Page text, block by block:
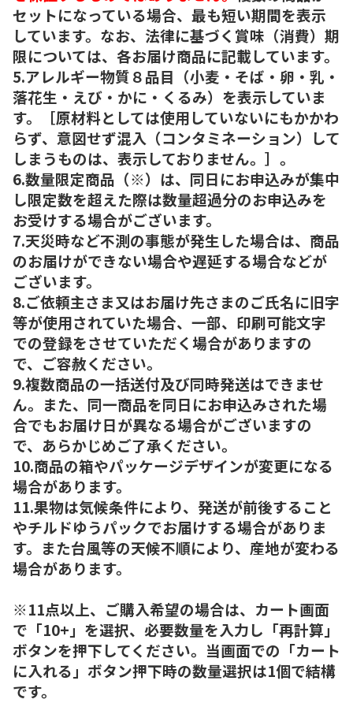
セットになっている場合、最も短い期間を表示
しています。なお、法律に基づく賞味（消費）期
限については、各お届け商品に記載しています。
5.アレルギー物質８品目（小麦・そば・卵・乳・
落花生・えび・かに・くるみ）を表示していま
す。［原材料としては使用していないにもかかわ
らず、意図せず混入（コンタミネーション）して
しまうものは、表示しておりません。］。
6.数量限定商品（※）は、同日にお申込みが集中
し限定数を超えた際は数量超過分のお申込みを
お受けする場合がございます。
7.天災時など不測の事態が発生した場合は、商品
のお届けができない場合や遅延する場合などが
ございます。
8.ご依頼主さま又はお届け先さまのご氏名に旧字
等が使用されていた場合、一部、印刷可能文字
での登録をさせていただく場合がありますの
で、ご容赦ください。
9.複数商品の一括送付及び同時発送はできませ
ん。また、同一商品を同日にお申込みされた場
合でもお届け日が異なる場合がございますの
で、あらかじめご了承ください。
10.商品の箱やパッケージデザインが変更になる
場合があります。
11.果物は気候条件により、発送が前後すること
やチルドゆうパックでお届けする場合がありま
す。また台風等の天候不順により、産地が変わる
場合があります。
※11点以上、ご購入希望の場合は、カート画面
で「10+」を選択、必要数量を入力し「再計算」
ボタンを押下してください。当画面での「カート
に入れる」ボタン押下時の数量選択は1個で結構
です。